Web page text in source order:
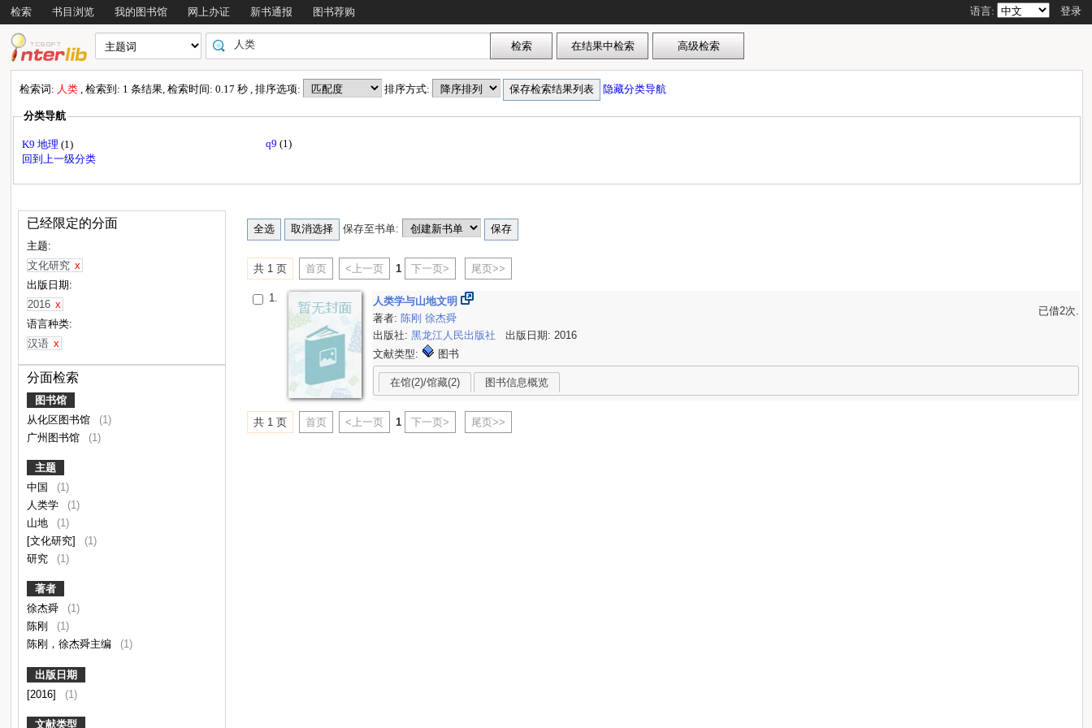
检索 书目浏览 我的图书馆 网上办证 新书通报 图书荐购 语言: 登录
检索词: 人类, 检索到: 1 条结果, 检索时间: 0.17 秒 , 排序选项: 排序方式: 隐藏分类导航
分类导航
K9 地理(1) q9(1)
回到上一级分类
已经限定的分面
主题:
文化研究 x
出版日期:
2016 x
语言种类:
汉语 x
分面检索
图书馆
从化区图书馆
(1)
广州图书馆
(1)
主题
中国
(1)
人类学
(1)
山地
(1)
[文化研究]
(1)
研究
(1)
著者
徐杰舜
(1)
陈刚
(1)
陈刚，徐杰舜主编
(1)
出版日期
[2016]
(1)
文献类型
保存至书单:
共 1 页 首页 <上一页 1 下一页> 尾页>>
1.
人类学与山地文明
已借2次.
著者: 陈刚徐杰舜
出版社:黑龙江人民出版社
出版日期: 2016
文献类型:
图书
在馆(2)/馆藏(2) 图书信息概览
共 1 页 首页 <上一页 1 下一页> 尾页>>